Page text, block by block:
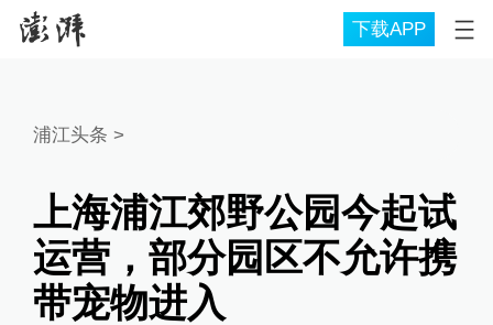
下载APP
浦江头条 >
上海浦江郊野公园今起试
运营，部分园区不允许携
带宠物进入